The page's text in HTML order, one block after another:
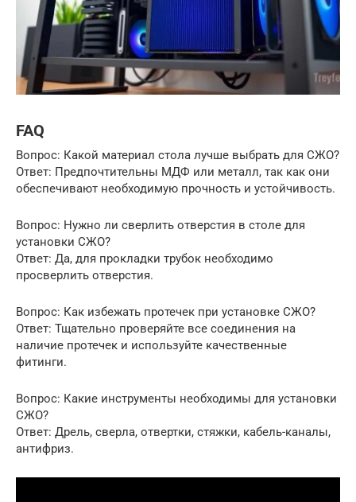
FAQ
Вопрос: Какой материал стола лучше выбрать для СЖО?
Ответ: Предпочтительны МДФ или металл, так как они
обеспечивают необходимую прочность и устойчивость.
Вопрос: Нужно ли сверлить отверстия в столе для
установки СЖО?
Ответ: Да, для прокладки трубок необходимо
просверлить отверстия.
Вопрос: Как избежать протечек при установке СЖО?
Ответ: Тщательно проверяйте все соединения на
наличие протечек и используйте качественные
фитинги.
Вопрос: Какие инструменты необходимы для установки
СЖО?
Ответ: Дрель, сверла, отвертки, стяжки, кабель-каналы,
антифриз.